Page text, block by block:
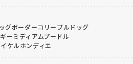
グボーダーコリーブルドッグ
ーミディアムプードル
ケルホンディエ